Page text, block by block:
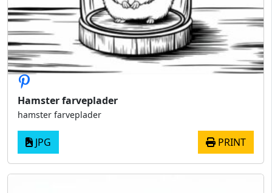
Hamster farveplader
hamster farveplader
JPG PRINT